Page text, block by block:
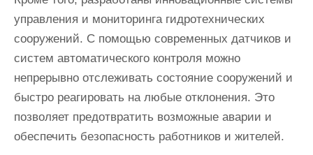
управления и мониторинга гидротехнических
сооружений. С помощью современных датчиков и
систем автоматического контроля можно
непрерывно отслеживать состояние сооружений и
быстро реагировать на любые отклонения. Это
позволяет предотвратить возможные аварии и
обеспечить безопасность работников и жителей.